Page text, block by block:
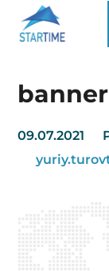
09.07.2021